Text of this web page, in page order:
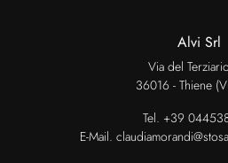
Alvi Srl
Via del
36016 - Thiene
Tel. +39
E-Mail.